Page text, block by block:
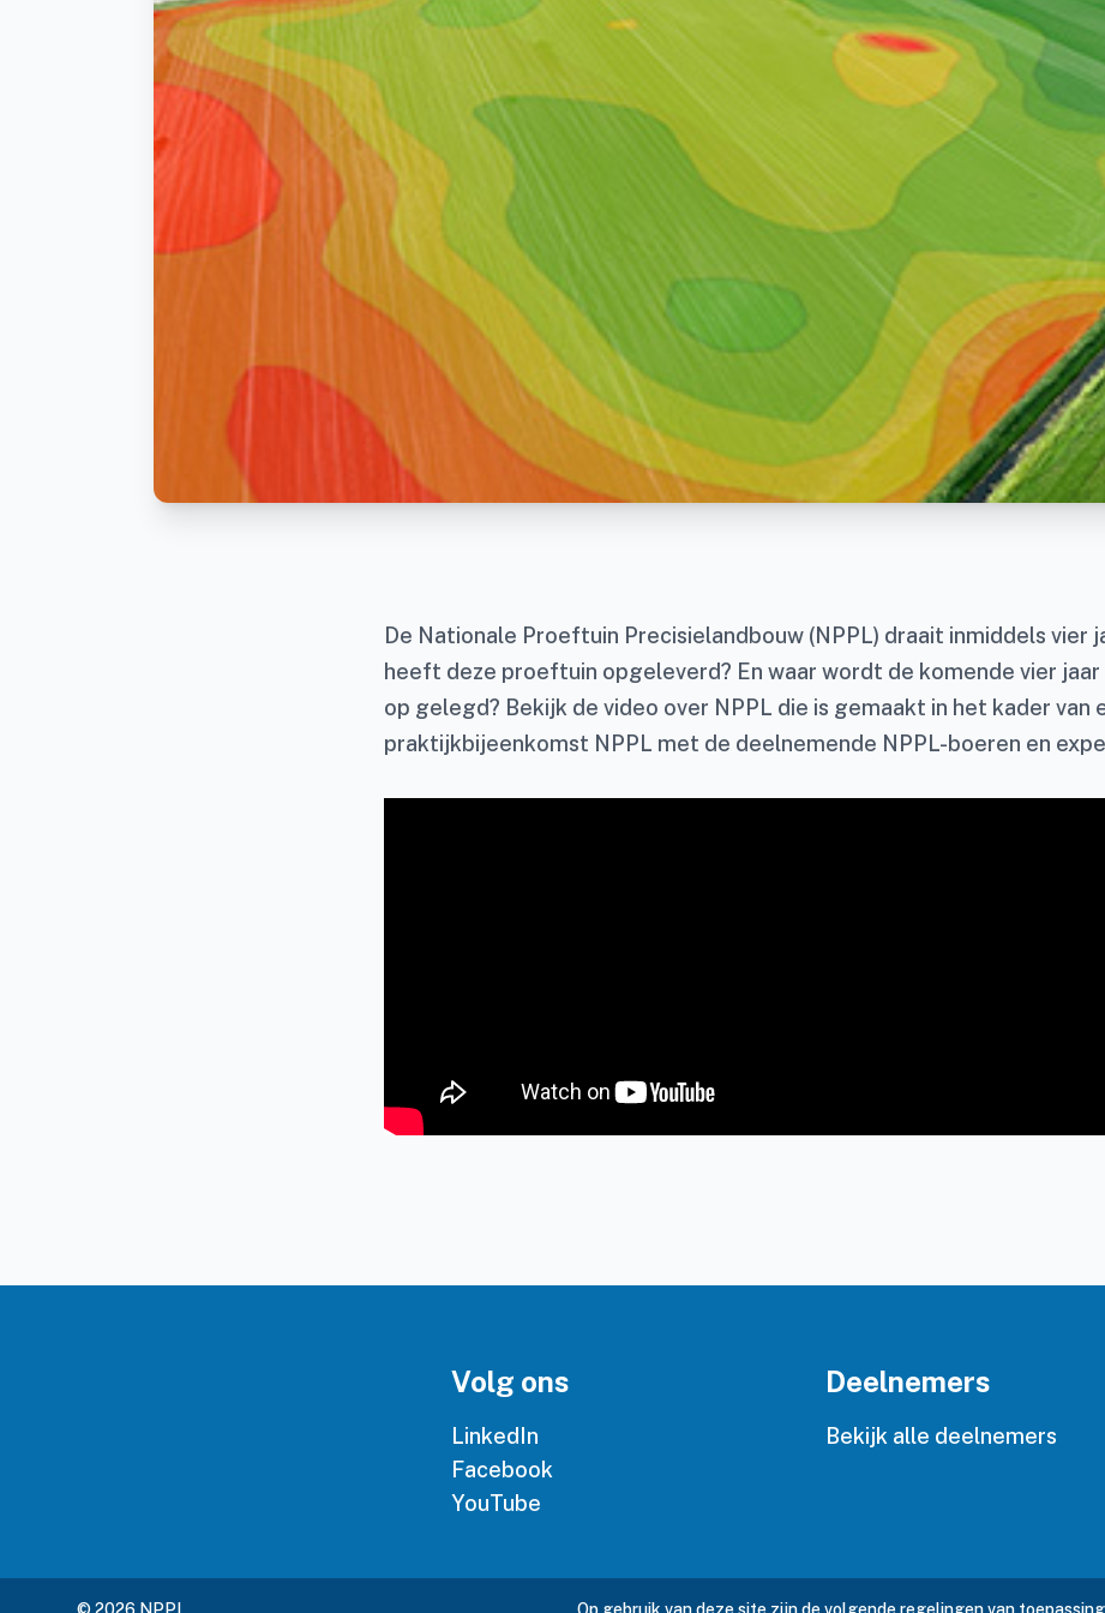
De Nationale Proeftuin Precisielandbouw (NPPL) draait inmiddels vier
heeft deze proeftuin opgeleverd? En waar wordt de komende vier
op gelegd? Bekijk de video over NPPL die is gemaakt in het kader van
praktijkbijeenkomst NPPL met de deelnemende NPPL-boeren en
Volg ons
LinkedIn
Facebook
YouTube
Deelnemers
Bekijk alle deelnemers